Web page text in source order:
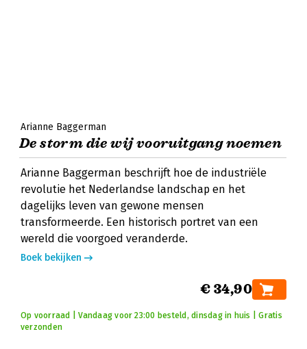
Arianne Baggerman
De storm die wij vooruitgang noemen
Arianne Baggerman beschrijft hoe de industriële
revolutie het Nederlandse landschap en het
dagelijks leven van gewone mensen
transformeerde. Een historisch portret van een
wereld die voorgoed veranderde.
Boek bekijken
€ 34,90
Op voorraad | Vandaag voor 23:00 besteld, dinsdag in huis | Gratis
verzonden